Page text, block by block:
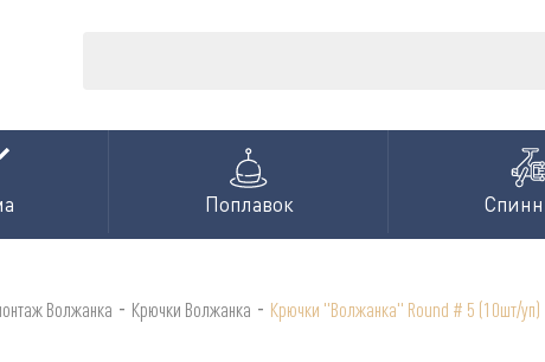
Поплавок
Волжанка - Крючки Волжанка - Крючки "Волжанка" Round # 5 (10шт/уп)